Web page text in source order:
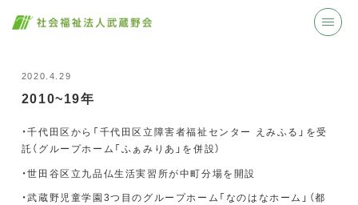
2020.4.29
2010~19年
・千代田区から「千代田区立障害者福祉センター えみふる」を受
託（グループホーム「ふぁみりあ」を併設）
・世田谷区立九品仏生活実習所が中町分場を開設
・武蔵野児童学園3つ目のグループホーム「なのはなホーム」（都